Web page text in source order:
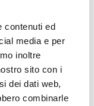
contenuti ed
media e per
inoltre
sito con i
dei dati web,
combinarle